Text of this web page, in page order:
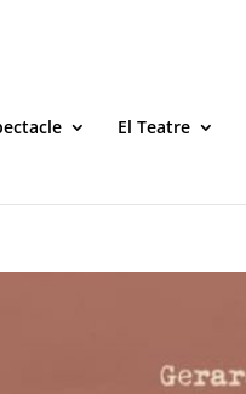
El Teatre